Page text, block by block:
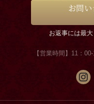
お問
お返事には最
【営業時間】11：